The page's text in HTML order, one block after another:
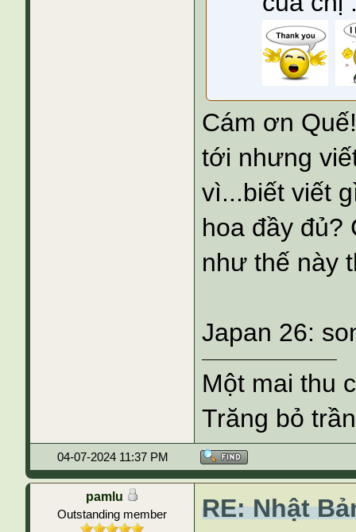
Cám ơn
tới nhưng
vì...biết viết
hoa đầy đủ?
như thế này
Japan 26:
Một mai thu
Trăng bỏ
04-07-2024 11:37 PM
pamlu
Outstanding member
RE: Nhật